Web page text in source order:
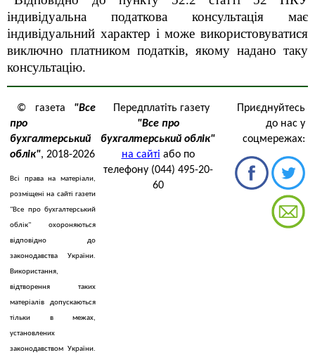
індивідуальна податкова консультація має
індивідуальний характер і може використовуватися
виключно платником податків, якому надано таку
консультацію.
© газета "Все
про
бухгалтерський
облік", 2018-2026
Всі права на матеріали,
розміщені на сайті газети
"Все про бухгалтерський
облік" охороняються
відповідно до
законодавства України.
Використання,
відтворення таких
матеріалів допускаються
тільки в межах,
установлених
законодавством України.
Передплатіть газету
"Все про
бухгалтерський облік"
на сайті або по
телефону (044) 495-20-
60
Приєднуйтесь
до нас у
соцмережах: